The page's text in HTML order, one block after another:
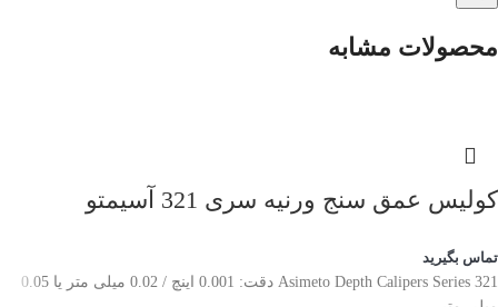
محصولات مشابه
کولیس عمق سنج ورنیه سری 321 آسیمتو
تماس بگیرید
Asimeto Depth Calipers Series 321 دقت: 0.001 اینچ / 0.02 میلی متر یا 0.05